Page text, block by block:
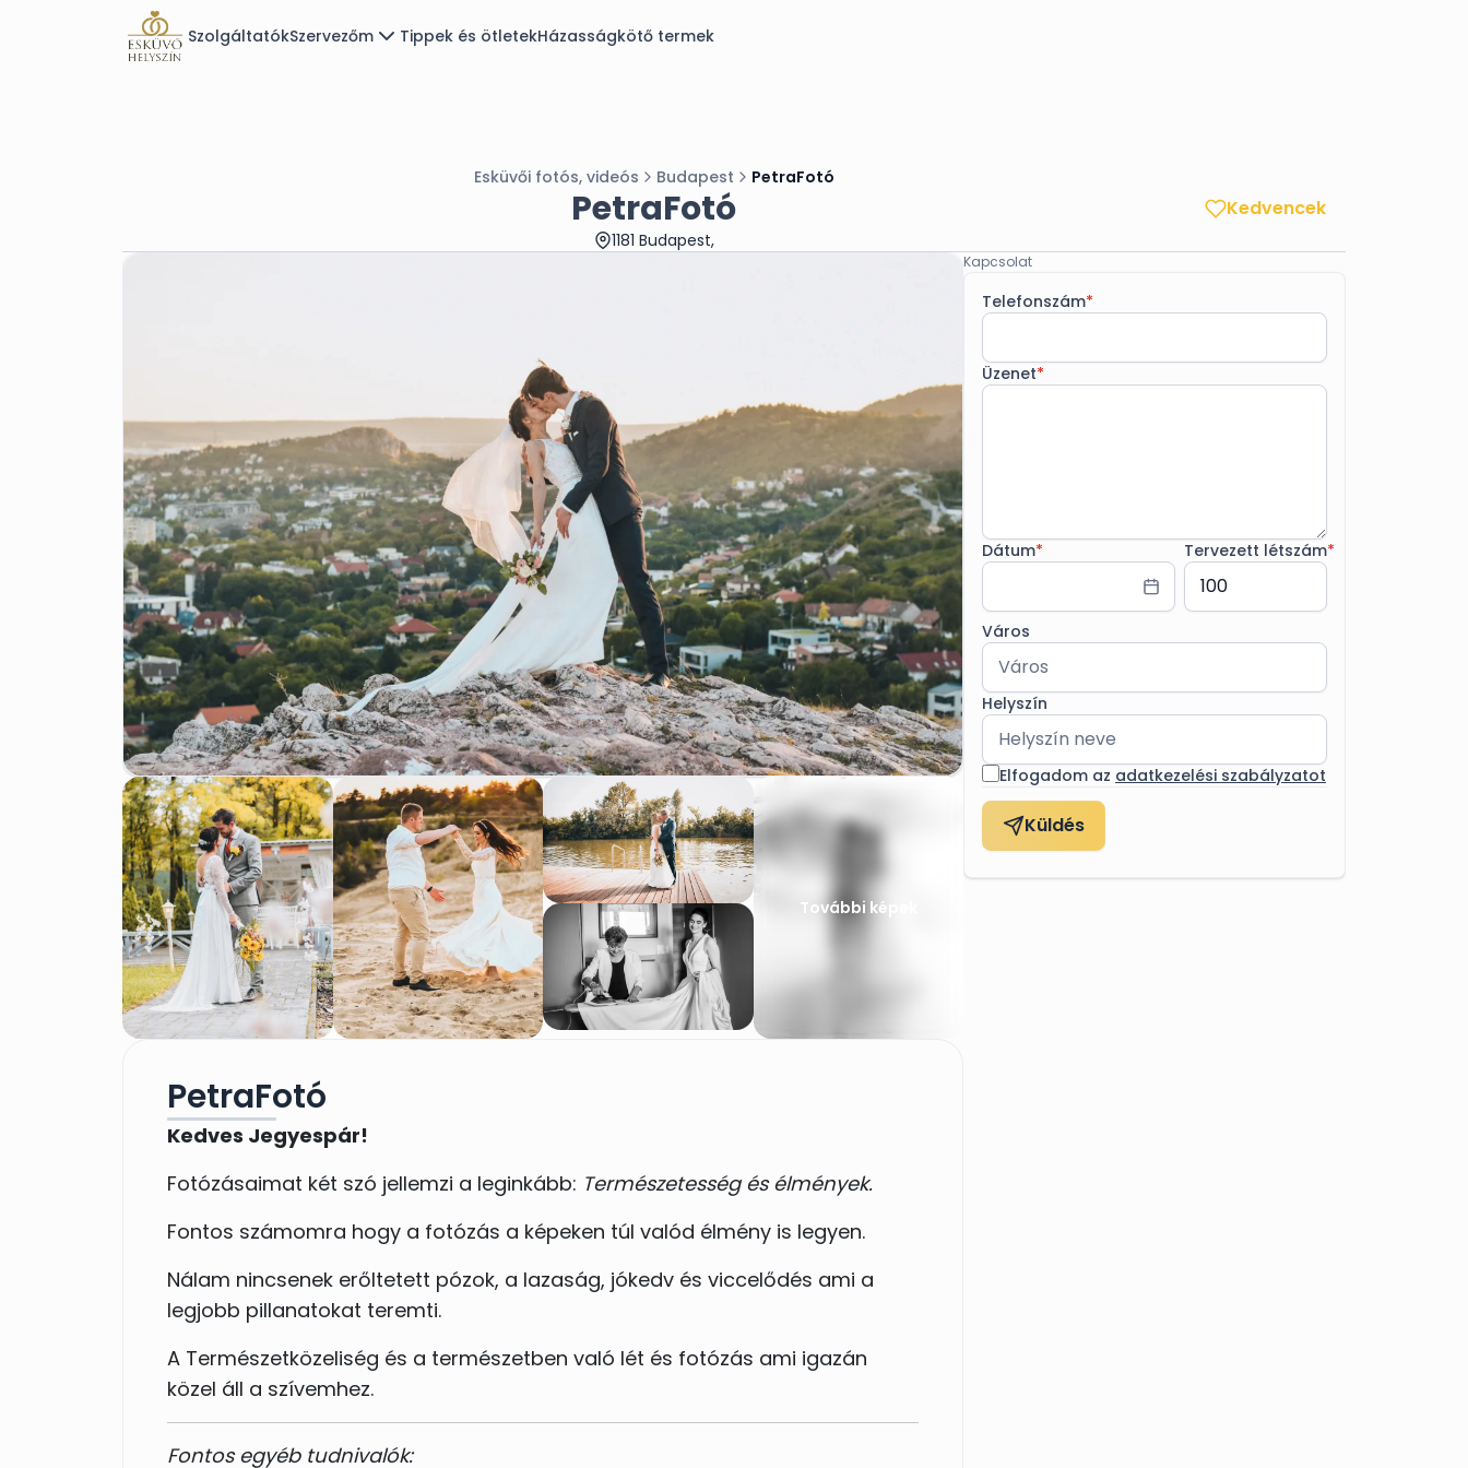
SzolgáltatókSzervezőm Tippek és ötletekHázasságkötő termek
Esküvői fotós, videós Budapest PetraFotó
PetraFotó
1181 Budapest,
Kedvencek
További képek
PetraFotó
Kedves Jegyespár!
Fotózásaimat két szó jellemzi a leginkább: Természetesség és élmények.
Fontos számomra hogy a fotózás a képeken túl valód élmény is legyen.
Nálam nincsenek erőltetett pózok, a lazaság, jókedv és viccelődés ami a
legjobb pillanatokat teremti.
A Természetközeliség és a természetben való lét és fotózás ami igazán
közel áll a szívemhez.
Fontos egyéb tudnivalók:
Kapcsolat
Telefonszám*
Üzenet*
Dátum* Tervezett létszám*
Város
Helyszín
Elfogadom az adatkezelési szabályzatot
Küldés